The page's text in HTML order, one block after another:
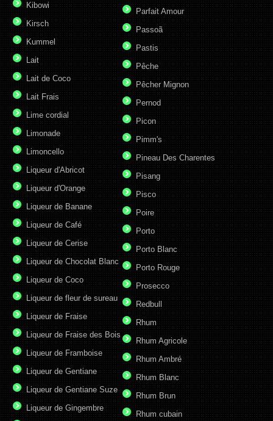
Kibowi
Kirsch
Kummel
Lait
Lait de Coco
Lait Frais
Lime cordial
Limonade
Limoncello
Liqueur d'Abricot
Liqueur d'Orange
Liqueur de Banane
Liqueur de Café
Liqueur de Cerise
Liqueur de Chocolat Blanc
Liqueur de Coco
Liqueur de fleur de sureau
Liqueur de Fraise
Liqueur de Fraise des Bois
Liqueur de Framboise
Liqueur de Gentiane
Liqueur de Gentiane Suze
Liqueur de Gingembre
Parfait Amour
Passoã
Pastis
Pêche
Pêcher Mignon
Pernod
Picon
Pimm's
Pineau Des Charentes
Pisang
Pisco
Poire
Porto
Porto Blanc
Porto Rouge
Prosecco
Redbull
Rhum
Rhum Agricole
Rhum Ambré
Rhum Blanc
Rhum Brun
Rhum cubain